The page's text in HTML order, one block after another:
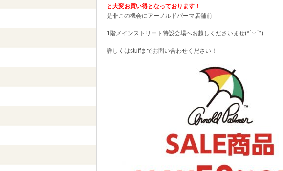
と大変お買い得となっております！
是非この機会にアーノルドパーマ店舗前
1階メインストリート特設会場へお越しくださいませ(*´︶`*)
詳しくはstuffまでお問い合わせください！